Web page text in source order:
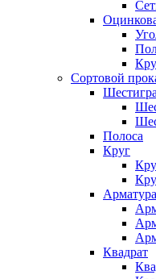
Сортовой
Полоса
Круг
Арматура
Квадрат